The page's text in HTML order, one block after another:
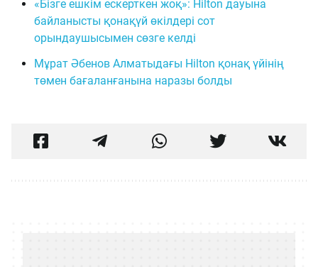
«Бізге ешкім ескерткен жоқ»: Hilton дауына
байланысты қонақүй өкілдері сот
орындаушысымен сөзге келді
Мұрат Әбенов Алматыдағы Hilton қонақ үйінің
төмен бағаланғанына наразы болды